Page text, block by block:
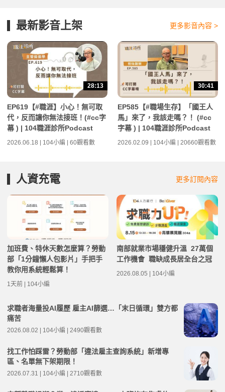
最新影音上架 更多影音內容 >
28:13
EP619【#職涯】小心！無可取
代，反而讓你無法接班！(#cc字
幕 ) | 104職涯診所Podcast
2026.06.18 | 104小編 | 60觀看數
30:41
EP585【#職場生存】「國王人
馬」來了，我該走嗎？！ (#cc
字幕 ) | 104職涯診所Podcast
2026.02.09 | 104小編 | 20660觀看數
人資充電 更多訂閱內容
加班費、特休天數怎麼算？勞動
部「1分鐘懶人包影片」手把手
教你用系統輕鬆算！
1天前 | 104小編
南部就業市場穩健升溫 27萬個
工作機會 職缺成長居全台之冠
2026.08.05 | 104小編
求職者海量投AI履歷 雇主AI篩選…「末日循環」雙方都
痛苦
2026.08.02 | 104小編 | 2490觀看數
找工作怕踩雷？勞動部「違法雇主查詢系統」新增專
區、名單無下架期限！
2026.07.31 | 104小編 | 2710觀看數